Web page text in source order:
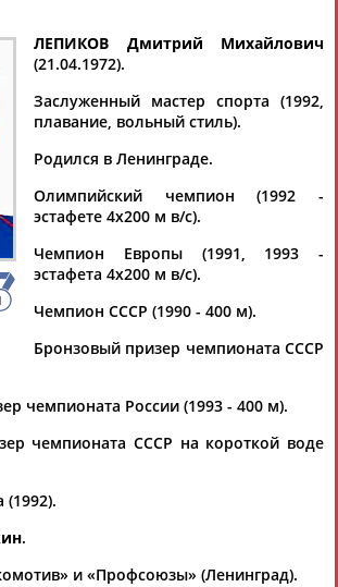
Расширенный поиск
ЛЕПИКОВ"
публикаций нет
КОНТАКТЫ
ЛЕПИКОВ Дмитрий Михайлович
(21.04.1972).
Заслуженный мастер спорта (1992,
плавание, вольный стиль).
Родился в Ленинграде.
Олимпийский чемпион (1992 -
эстафете 4х200 м в/с).
Чемпион Европы (1991, 1993 -
эстафета 4х200 м в/с).
Чемпион СССР (1990 - 400 м).
Бронзовый призер чемпионата СССР
чемпионата России (1993 - 400 м).
чемпионата СССР на короткой воде
.
и «Профсоюзы» (Ленинград).